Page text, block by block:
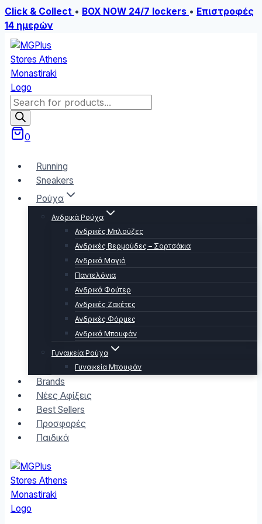
Click & Collect • BOX NOW 24/7 lockers • Επιστροφές
14 ημερών
Skip
to
content
Products
search
0
Running
Sneakers
Ρούχα
Ανδρικά Ρούχα
Ανδρικές Μπλούζες
Ανδρικές Βερμούδες – Σορτσάκια
Ανδρικά Μαγιό
Παντελόνια
Ανδρικά Φούτερ
Ανδρικές Ζακέτες
Ανδρικές Φόρμες
Ανδρικά Μπουφάν
Γυναικεία Ρούχα
Γυναικεία Μπουφάν
Brands
Νέες Αφίξεις
Best Sellers
Προσφορές
Παιδικά